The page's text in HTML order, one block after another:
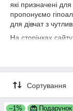
які призначені
пропонуємо
для дівчат з
На сторінках
і прив'язування
залишені на
матеріалів,
Сортування
–1% Подарунок